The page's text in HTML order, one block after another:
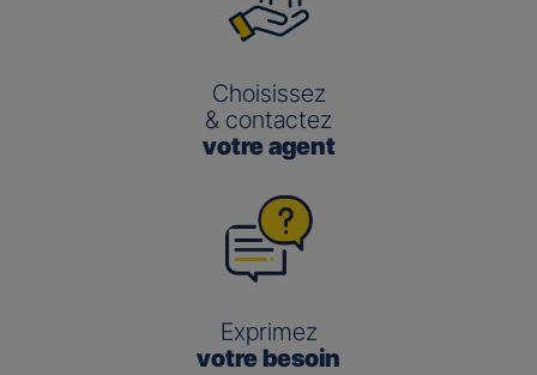
Choisissez
& contactez
votre agent
Exprimez
votre besoin